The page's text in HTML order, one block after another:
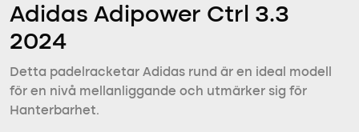
Adidas Adipower Ctrl 3.3
2024
Detta padelracketar Adidas rund är en ideal modell
för en nivå mellanliggande och utmärker sig för
Hanterbarhet.